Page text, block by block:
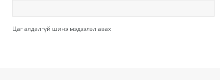
Цаг алдалгүй шинэ мэдээлэл авах